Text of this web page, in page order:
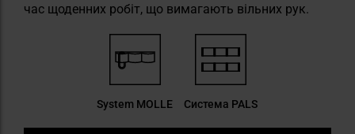
час щоденних робіт, що вимагають вільних рук.
System MOLLE Система PALS